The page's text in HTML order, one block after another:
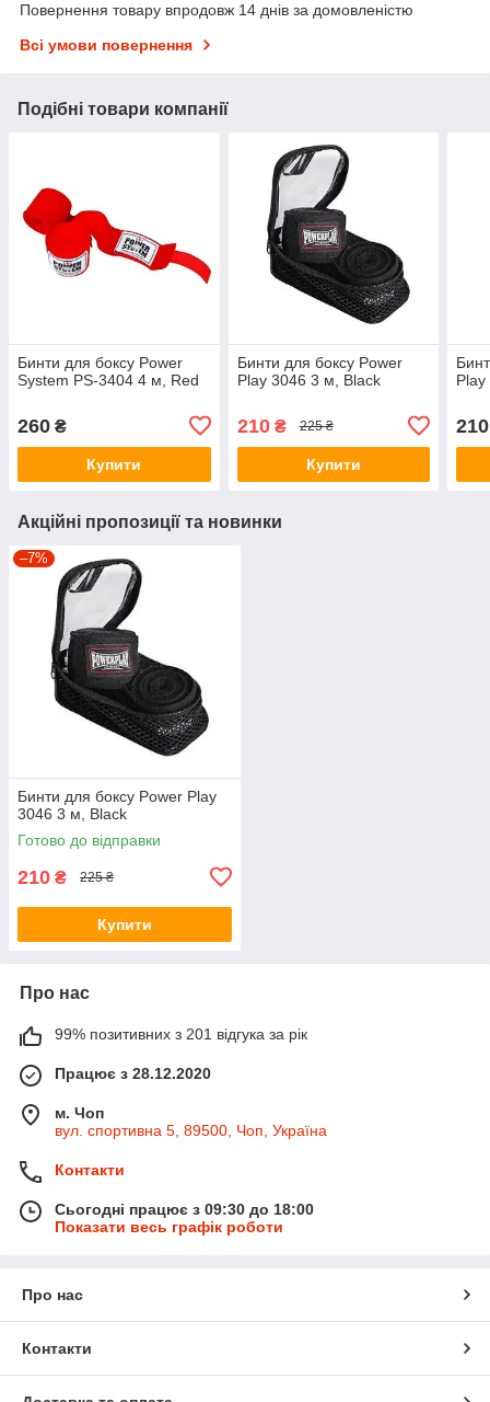
Повернення товару впродовж 14 днів за домовленістю
Всі умови повернення
Подібні товари компанії
Бинти для боксу Power
System PS-3404 4 м, Red
260 ₴
Купити
Бинти для боксу Power
Play 3046 3 м, Black
210₴ 225 ₴
Купити
210
Акційні пропозиції та новинки
–7%
Бинти для боксу Power Play
3046 3 м, Black
Готово до відправки
210 ₴ 225 ₴
Купити
Про нас
99% позитивних з 201 відгука за рік
Працює з 28.12.2020
м. Чоп
вул. спортивна 5, 89500, Чоп, Україна
Контакти
Сьогодні працює з 09:30 до 18:00
Показати весь графік роботи
Про нас
Контакти